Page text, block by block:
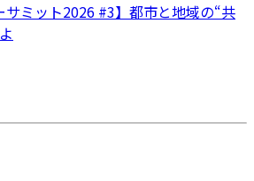
サミット2026 #3】都市と地域の“共